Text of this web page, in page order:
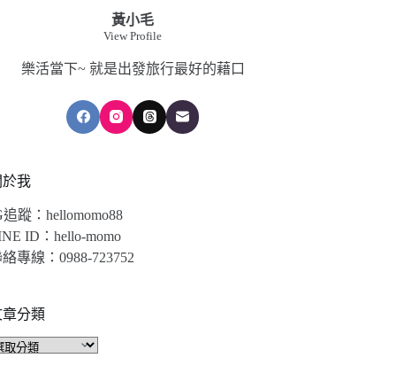
黃小毛
View Profile
樂活當下~ 就是出發旅行最好的藉口
於我
追蹤：hellomomo88
ID：hello-momo
專線：0988-723752
分類